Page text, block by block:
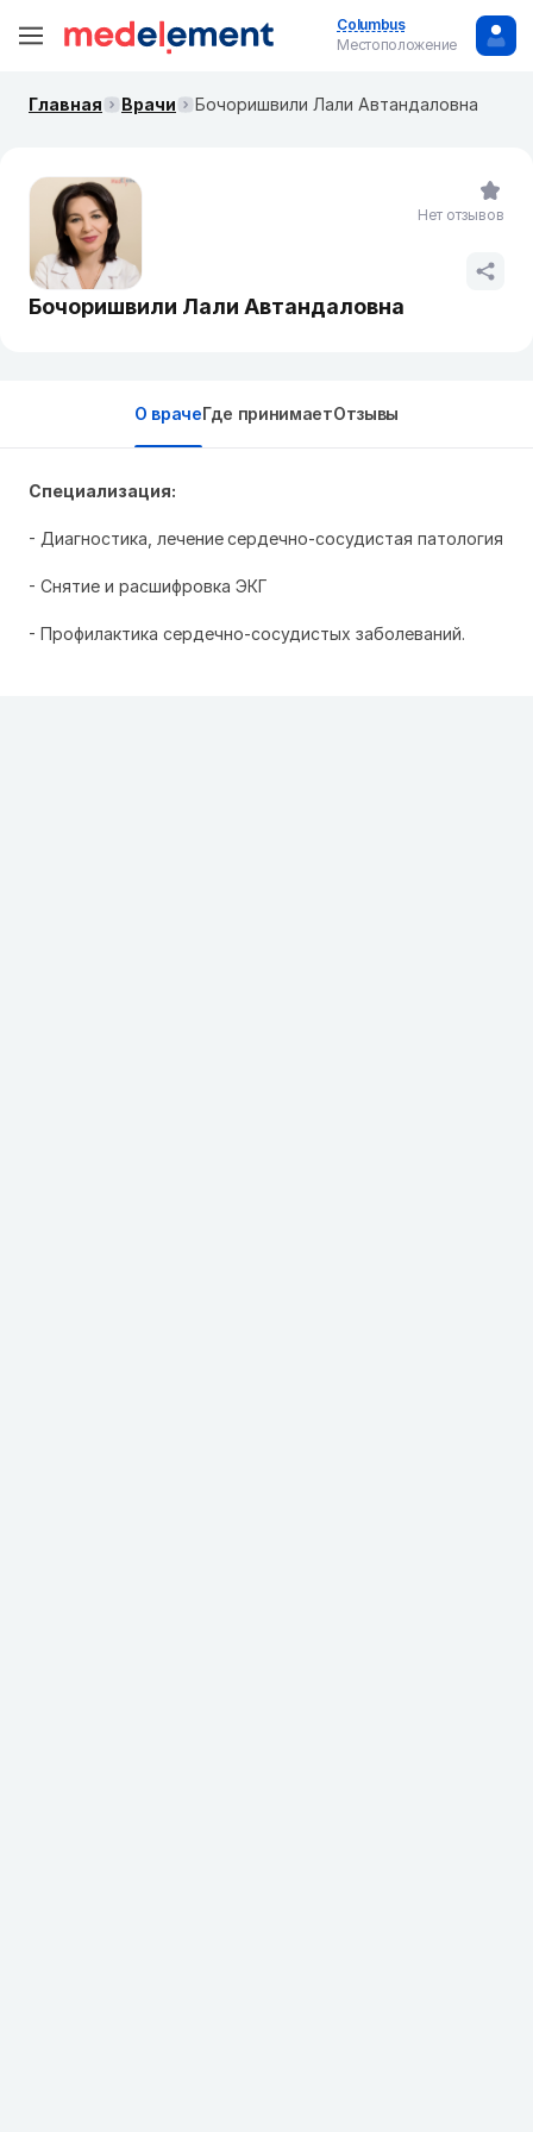
Columbus
Местоположение
Главная Врачи Бочоришвили Лали Автандаловна
Бочоришвили Лали Автандаловна
Нет отзывов
О врачеГде принимаетОтзывы
Специализация:
- Диагностика, лечениесердечно-сосудистая патология
- Снятие и расшифровка ЭКГ
- Профилактика сердечно-сосудистых заболеваний.